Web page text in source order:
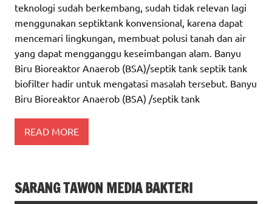
teknologi sudah berkembang, sudah tidak relevan lagi
menggunakan septiktank konvensional, karena dapat
mencemari lingkungan, membuat polusi tanah dan air
yang dapat mengganggu keseimbangan alam. Banyu
Biru Bioreaktor Anaerob (BSA)/septik tank septik tank
biofilter hadir untuk mengatasi masalah tersebut. Banyu
Biru Bioreaktor Anaerob (BSA) /septik tank
READ MORE
SARANG TAWON MEDIA BAKTERI